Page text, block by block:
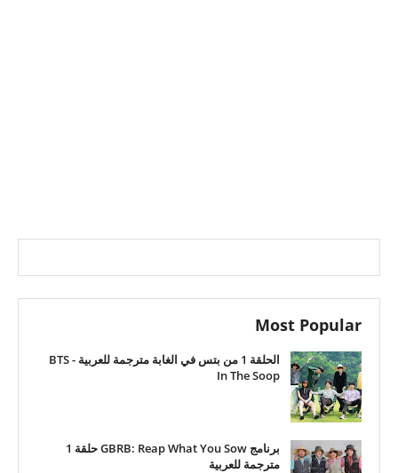
Most Popular
الحلقة 1 من بتس في الغابة مترجمة للعربية - BTS
In The Soop
برنامج GBRB: Reap What You Sow حلقة 1
مترجمة للعربية